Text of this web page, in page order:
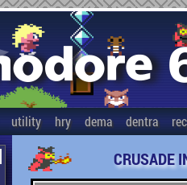
utility hry dema dentra
CRUSADE